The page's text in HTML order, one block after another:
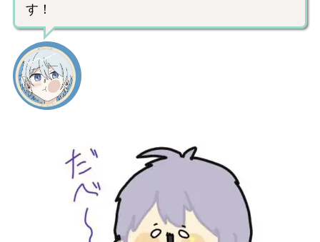
す！